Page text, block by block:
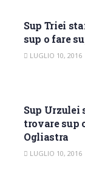
Sup Triei
sup o fare
LUGLIO 10, 2016
Sup Urzulei
trovare sup
Ogliastra
LUGLIO 10, 2016